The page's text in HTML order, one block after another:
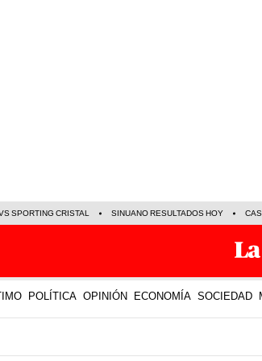
SPORTING CRISTAL SINUANO RESULTADOS HOY
POLÍTICA OPINIÓN ECONOMÍA SOCIEDAD